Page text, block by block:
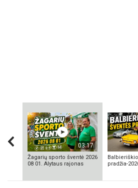
03:17
Žagarių sporto šventė 2026
08 01. Alytaus rajonas
pradžia-